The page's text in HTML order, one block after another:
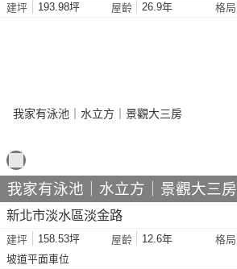
建坪 193.98坪 屋齡 26.9年 格局
我家有泳池｜水立方｜景觀大三房
新北市淡水區淡金路
建坪 158.53坪 屋齡 12.6年 格局
坡道平面車位